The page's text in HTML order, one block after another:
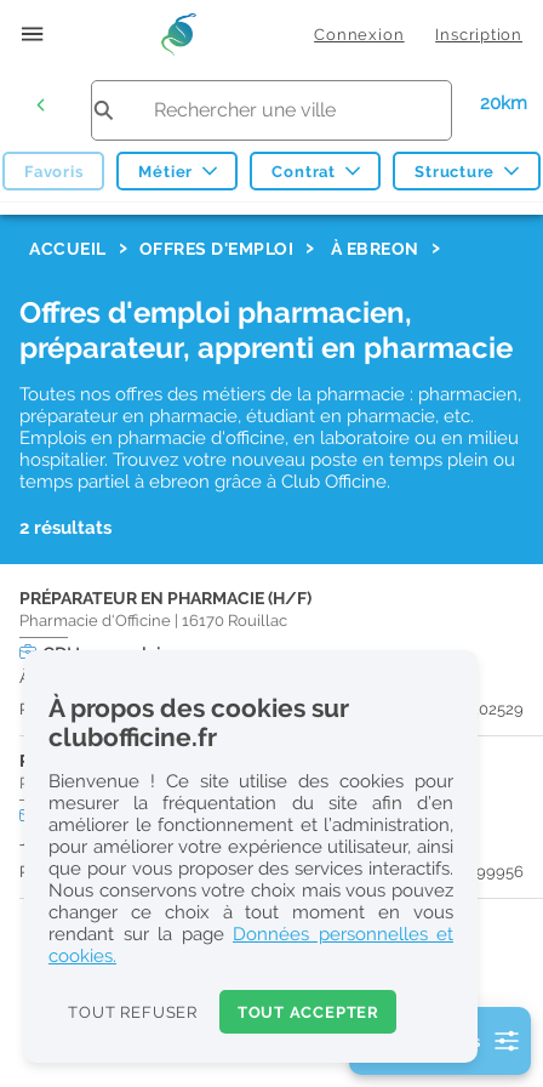
Connexion Inscription
20km
Favoris Métier Contrat Structure
Réinitialiser
Consulter les offres de la France d'outre-mer
ACCUEIL OFFRES D'EMPLOI À EBREON
Offres d'emploi pharmacien,
préparateur, apprenti en pharmacie
Toutes nos offres des métiers de la pharmacie : pharmacien,
préparateur en pharmacie, étudiant en pharmacie, etc.
Emplois en pharmacie d'officine, en laboratoire ou en milieu
hospitalier. Trouvez votre nouveau poste en temps plein ou
temps partiel à ebreon grâce à Club Officine.
2 résultats
PRÉPARATEUR EN PHARMACIE (H/F)
Pharmacie d'Officine 16170 Rouillac
CDI temps plein
À partir du 30/09/26
Publiée il y a 27 jour(s)
#202529
PRÉPARATEUR EN PHARMACIE (H/F)
Pharmacie d'Officine|16170Rouillac
CDD temps plein
Jusqu'au 30/08/26
Publiée il y a 60 jour(s)
#199956
2 filtre(s) actifs
À propos des cookies sur
clubofficine.fr
Bienvenue ! Ce site utilise des cookies pour
mesurer la fréquentation du site afin d’en
améliorer le fonctionnement et l’administration,
pour améliorer votre expérience utilisateur, ainsi
que pour vous proposer des services interactifs.
Nous conservons votre choix mais vous pouvez
changer ce choix à tout moment en vous
rendant sur la page Données personnelles et
cookies.
TOUT REFUSER TOUT ACCEPTER